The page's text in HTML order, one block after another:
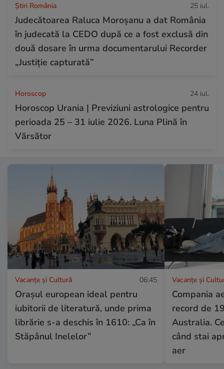
Știri România 25 iul.
Judecătoarea Raluca Moroșanu a dat România
în judecată la CEDO după ce a fost exclusă din
două dosare în urma documentarului Recorder
„Justiție capturată”
Horoscop 24 iul.
Horoscop Urania | Previziuni astrologice pentru
perioada 25 – 31 iulie 2026. Luna Plină în
Vărsător
Vacanțe și Cultură 06:45
Orașul european ideal pentru
iubitorii de literatură, unde prima
librărie s-a deschis în 1610: „Ca în
Stăpânul Inelelor”
Vacanțe și
Compania
record de
Australia.
când stai
aer